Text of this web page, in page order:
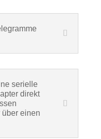
serielle
direkt
einen